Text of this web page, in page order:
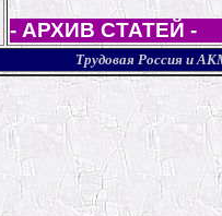
- АРХИВ СТАТЕЙ -
Трудовая Россия и